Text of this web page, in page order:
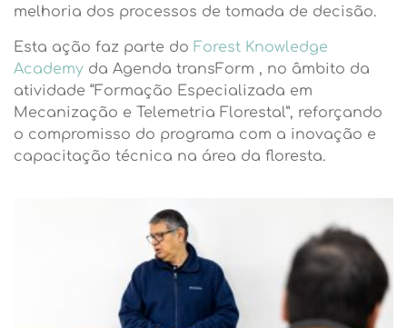
melhoria dos processos de tomada de decisão.
Esta ação faz parte do Forest Knowledge
Academy da Agenda transForm , no âmbito da
atividade “Formação Especializada em
Mecanização e Telemetria Florestal”, reforçando
o compromisso do programa com a inovação e
capacitação técnica na área da floresta.